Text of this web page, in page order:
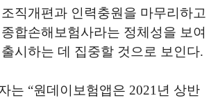
직개편과 인력충원을 마무리하고
합손해보험사라는 정체성을 보여
시하는 데 집중할 것으로 보인다.
는 “원데이보험앱은 2021년 상반